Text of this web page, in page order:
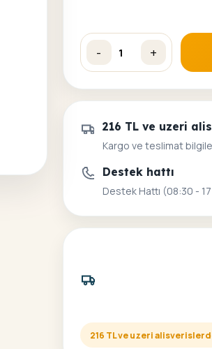
-
Aşık Papağanlar Sayılarla
+
216 TL ve uzeri
Kargo ve teslimat
Destek hattı
Destek Hattı (08:30 -
216 TL ve uzeri